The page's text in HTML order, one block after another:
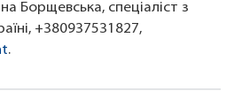
Борщевська, спеціаліст з
+380937531827,
.